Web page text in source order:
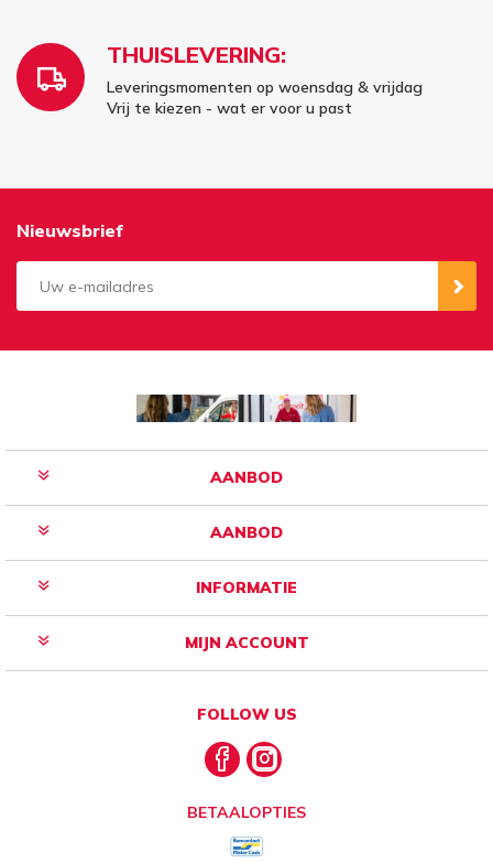
THUISLEVERING:
Leveringsmomenten op woensdag & vrijdag
Vrij te kiezen - wat er voor u past
Nieuwsbrief
AANBOD
AANBOD
INFORMATIE
MIJN ACCOUNT
FOLLOW US
BETAALOPTIES